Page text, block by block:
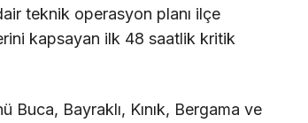
teknik operasyon planı ilçe
kapsayan ilk 48 saatlik kritik
Bayraklı, Kınık, Bergama ve